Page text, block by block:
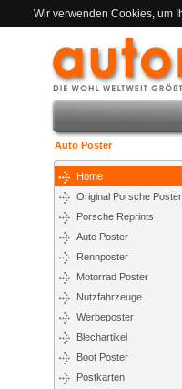
Wir verwenden Cookies, um
Auto Poster
Home
Original Porsche Poster
Porsche Reprints
Auto Poster
Rennposter
Motorrad Poster
Nutzfahrzeuge
Werbeposter
Blechartikel
Boot Poster
Postkarten